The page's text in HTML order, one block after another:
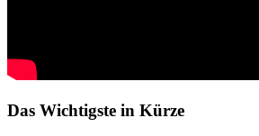
Das Wichtigste in Kürze